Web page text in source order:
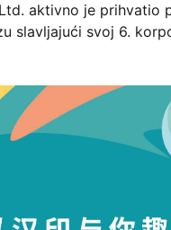
aktivno je
slavljajući svoj 6.